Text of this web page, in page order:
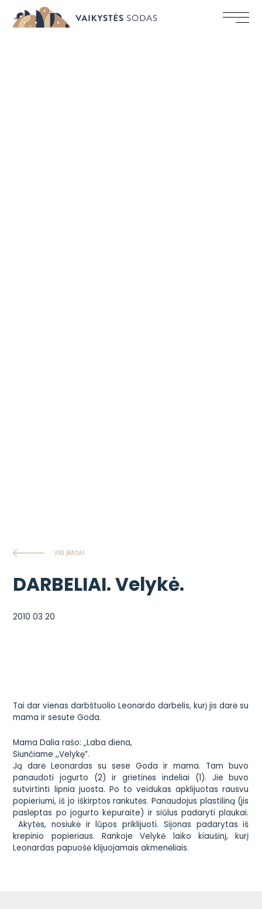
VISI ĮRAŠAI
DARBELIAI. Velykė.
2010 03 20
Tai dar vienas darbštuolio Leonardo darbelis, kurį jis darė su
mama ir sesute Goda.
Mama Dalia rašo: „Laba diena,
Siunčiame ,,Velykę”.
Ją darė Leonardas su sese Goda ir mama. Tam buvo
panaudoti jogurto (2) ir grietinės indeliai (1). Jie buvo
sutvirtinti lipnia juosta. Po to veidukas apklijuotas rausvu
popieriumi, iš jo iškirptos rankutės. Panaudojus plastiliną (jis
paslėptas po jogurto kepuraite) ir siūlus padaryti plaukai.
Akytės, nosiukė ir lūpos priklijuoti. Sijonas padarytas iš
krepinio popieriaus. Rankoje Velykė laiko kiaušinį, kurį
Leonardas papuošė klijuojamais akmenėliais.